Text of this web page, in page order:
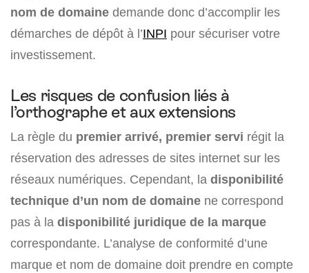
nom de domaine demande donc d’accomplir les
démarches de dépôt à l’INPI pour sécuriser votre
investissement.
Les risques de confusion liés à
l’orthographe et aux extensions
La règle du premier arrivé, premier servi régit la
réservation des adresses de sites internet sur les
réseaux numériques. Cependant, la disponibilité
technique d’un nom de domaine ne correspond
pas à la disponibilité juridique de la marque
correspondante. L’analyse de conformité d’une
marque et nom de domaine doit prendre en compte